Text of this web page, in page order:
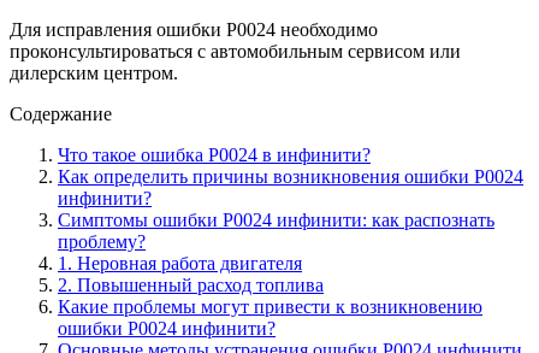
Для исправления ошибки Р0024 необходимо
проконсультироваться с автомобильным сервисом или
дилерским центром.
Содержание
Что такое ошибка Р0024 в инфинити?
Как определить причины возникновения ошибки Р0024
инфинити?
Симптомы ошибки Р0024 инфинити: как распознать
проблему?
1. Неровная работа двигателя
2. Повышенный расход топлива
Какие проблемы могут привести к возникновению
ошибки Р0024 инфинити?